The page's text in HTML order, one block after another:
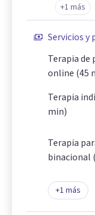
+1 más
Servicios y
Terapia de
online (45
Terapia
min)
Terapia
binacional
+1 más